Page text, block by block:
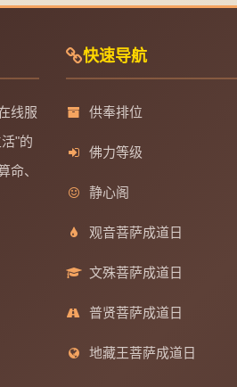
线服
"的
命、
快速导航
供奉排位
佛力等级
静心阁
观音菩萨成道日
文殊菩萨成道日
普贤菩萨成道日
地藏王菩萨成道日